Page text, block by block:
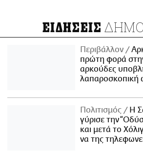
ΕΙΔΗΣΕΙΣ
Περιβάλλον
πρώτη φορά
αρκούδες
λαπαροσκοπική
Πολιτισμός
Η
γύρισε την
και μετά το
να της